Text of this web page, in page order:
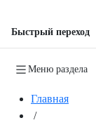
Быстрый переход
Меню раздела
Главная
/